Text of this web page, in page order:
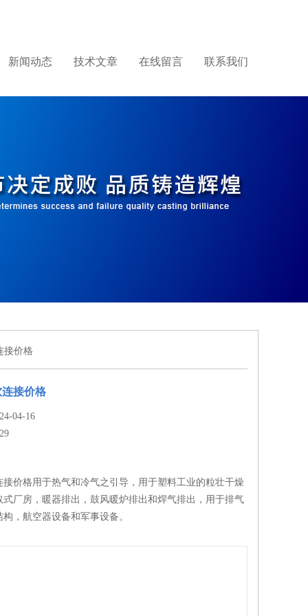
新闻动态 技术文章 在线留言 联系我们
接价格
接价格
04-16
接价格用于热气和冷气之引导，用于塑料工业的粒壮干燥
式厂房，暖器排出，鼓风暖炉排出和焊气排出，用于排气
，航空器设备和军事设备。